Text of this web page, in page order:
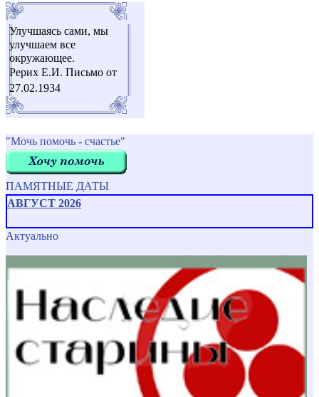
Улучшаясь сами, мы
улучшаем все
окружающее.
Рерих Е.И. Письмо от
27.02.1934
"Мочь помочь - счастье"
ПАМЯТНЫЕ ДАТЫ
АВГУСТ 2026
Актуально